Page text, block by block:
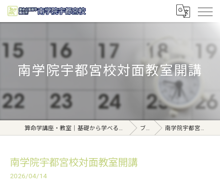
南学院宇都宮校対面教室開講
算命学講座・教室｜基礎から学べる東京日本橋【日本橋南学院】 ブログ 南学院宇都宮校対面教室開講
南学院宇都宮校対面教室開講
2026/04/14